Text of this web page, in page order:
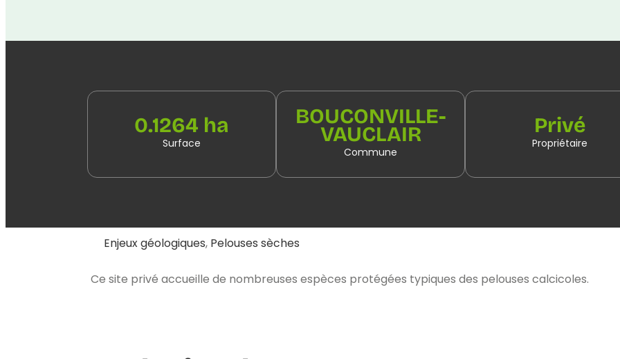
0.1264 ha
Surface
BOUCONVILLE-
VAUCLAIR
Commune
Privé
Propriétaire
Enjeux géologiques, Pelouses sèches
Ce site privé accueille de nombreuses espèces protégées typiques des pelouses calcicoles.